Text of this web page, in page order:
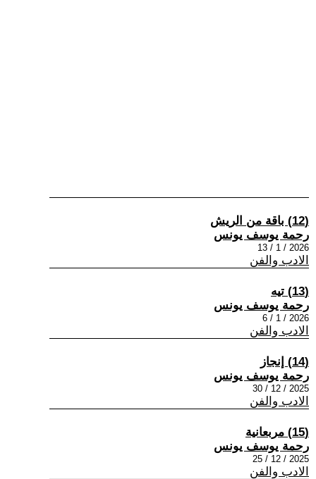
(12) باقة من الريش
رحمة يوسف يونس
2026 / 1 / 13
الادب والفن
(13) تيه
رحمة يوسف يونس
2026 / 1 / 6
الادب والفن
(14) إنجاز
رحمة يوسف يونس
2025 / 12 / 30
الادب والفن
(15) مربعانية
رحمة يوسف يونس
2025 / 12 / 25
الادب والفن